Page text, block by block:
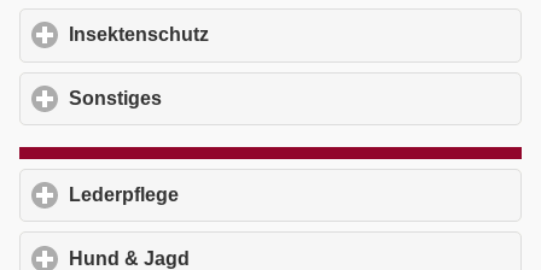
Insektenschutz
Sonstiges
Lederpflege
Hund & Jagd